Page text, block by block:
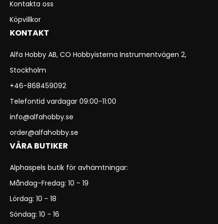
Kontakta oss
Köpvillkor
KONTAKT
Alfa Hobby AB, CO Hobbyisterna Instrumentvägen 2,
Stockholm
+46-868459092
Telefontid vardagar 09:00-11:00
info@alfahobby.se
order@alfahobby.se
VÅRA BUTIKER
Alphaspels butik för avhämtningar:
Måndag-Fredag: 10 - 19
Lördag: 10 - 18
Söndag: 10 - 16